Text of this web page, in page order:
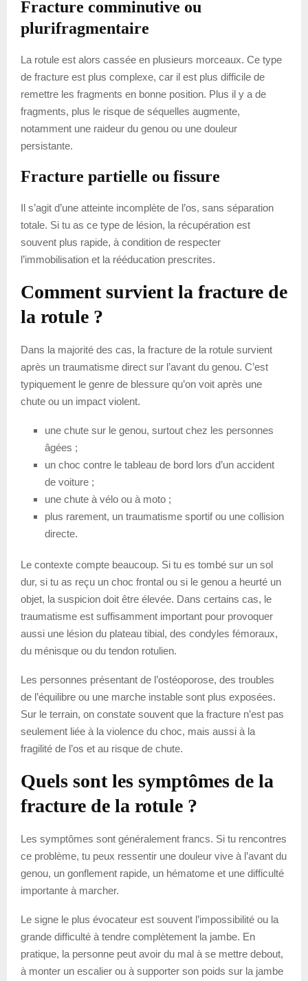
Fracture comminutive ou
plurifragmentaire
La rotule est alors cassée en plusieurs morceaux. Ce type
de fracture est plus complexe, car il est plus difficile de
remettre les fragments en bonne position. Plus il y a de
fragments, plus le risque de séquelles augmente,
notamment une raideur du genou ou une douleur
persistante.
Fracture partielle ou fissure
Il s’agit d’une atteinte incomplète de l’os, sans séparation
totale. Si tu as ce type de lésion, la récupération est
souvent plus rapide, à condition de respecter
l’immobilisation et la rééducation prescrites.
Comment survient la fracture de
la rotule ?
Dans la majorité des cas, la fracture de la rotule survient
après un traumatisme direct sur l’avant du genou. C’est
typiquement le genre de blessure qu’on voit après une
chute ou un impact violent.
une chute sur le genou, surtout chez les personnes
âgées ;
un choc contre le tableau de bord lors d’un accident
de voiture ;
une chute à vélo ou à moto ;
plus rarement, un traumatisme sportif ou une collision
directe.
Le contexte compte beaucoup. Si tu es tombé sur un sol
dur, si tu as reçu un choc frontal ou si le genou a heurté un
objet, la suspicion doit être élevée. Dans certains cas, le
traumatisme est suffisamment important pour provoquer
aussi une lésion du plateau tibial, des condyles fémoraux,
du ménisque ou du tendon rotulien.
Les personnes présentant de l’ostéoporose, des troubles
de l’équilibre ou une marche instable sont plus exposées.
Sur le terrain, on constate souvent que la fracture n’est pas
seulement liée à la violence du choc, mais aussi à la
fragilité de l’os et au risque de chute.
Quels sont les symptômes de la
fracture de la rotule ?
Les symptômes sont généralement francs. Si tu rencontres
ce problème, tu peux ressentir une douleur vive à l’avant du
genou, un gonflement rapide, un hématome et une difficulté
importante à marcher.
Le signe le plus évocateur est souvent l’impossibilité ou la
grande difficulté à tendre complètement la jambe. En
pratique, la personne peut avoir du mal à se mettre debout,
à monter un escalier ou à supporter son poids sur la jambe